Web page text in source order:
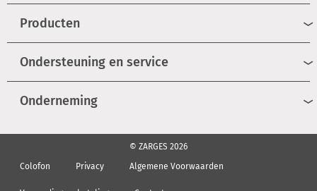
Producten
Ondersteuning en service
Onderneming
© ZARGES 2026
Colofon
Privacy Algemene Voorwaarden